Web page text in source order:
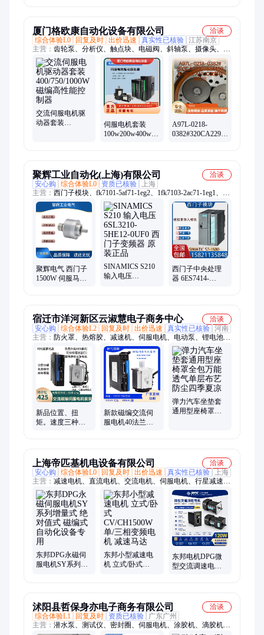
厦门格欧康自动化设备有限公司
洽谈
综合体验L0
回复及时 出价迅速 真实性已核验 江苏南京
主营： 齿轮泵、分析仪、触点块、电磁阀、斜轴泵、摄像头、减
速机、驱动器、锂电池、控制板、液压泵、触摸屏、液晶屏、存
储卡、温控表、通讯卡、喷射阀、放大器、密封圈、溢流阀、冷
却箱、逻辑阀、传感器、滚柱泵、换向阀
交流伺服电机驱
动器套装
伺服电机套装
100w200w400w750w
A97L-0218-
0382#320CA2290383#450N-
聚辉工业自动化(上海)有限公司
洽谈
安心购
综合体验L0 资质已核验
上海
主营： 西门子模块、fk7101-5af71-1eg2、1fk7103-2ac71-1eg1、伺
服电机、1fk7062-2af71-1rg1、1ft6064-1af71-3eh1、1fk7101-
5af71-1sg0、1fk7103-5af71-1dg0、1ft6108-8af71-1ah0、1fk7060-
5af71-1ga0、1ft7105-5af71-1bg1、1fk7063-5af71-1ta3、1fk7042-
2af71-1ea0、1ft7086-1af71-1bg1、1fk7083-2af71-1rg1、1fk7060-
2af71-1rh0、1ft6084-8ac71-1aa0、1ft6105-8af71-4ah0、1fk7060-
5af71-1sg0、1fk7060-5af71-1fh0、1fk7060-2af71-1cg1、6sn1123-
1aa00-0da2、1fk7063-2af71-1ra0、1fk7063-5af71-1fb2、1fk7060-
5af71-1ta3
聚辉电气 西门子
1500W 伺服马达
SINAMICS S210
输入电压
西门子中央处理
器 6ES7414-
宿迁市洋河新区云淑慧电子商务中心
洽谈
安心购
综合体验L2 回复及时 出价迅速 真实性已核验 河南
主营： 防火罩、热熔胶、减速机、伺服电机、电动泵、锂电池、
摘果器、油桶车、潜水灯、干磨机、收纳架、喷漆枪、电脑板、
烤奶罐、道路灯、小吊机、脱漆剂、起重机、加热灯、卷闸门、
电池板、排气扇、香水瓶、存放盒、吸水石、打草机
新品位置、扭
矩。速度三种模
新款磁编交流伺
服电机40法兰
弹力汽车坐垫套
通用型座椅罩全
上海帝匹基机电设备有限公司
洽谈
安心购
综合体验L0 回复及时 出价迅速 真实性已核验
上海
主营： 减速电机、直流电机、交流电机、伺服电机、行星减速
机、四大系列电机、蜗轮蜗杆减速机
东邦DPG永磁伺
服电机SY系列增
东邦小型减速电
机 立式/卧式
东邦电机DPG微
型交流调速电机
沭阳县哲保身亦电子商务有限公司
洽谈
综合体验L1
回复及时 资质已核验
广东广州
主营： 潜水泵、测试仪、密封圈、伺服电机、涂胶机、滴胶机、